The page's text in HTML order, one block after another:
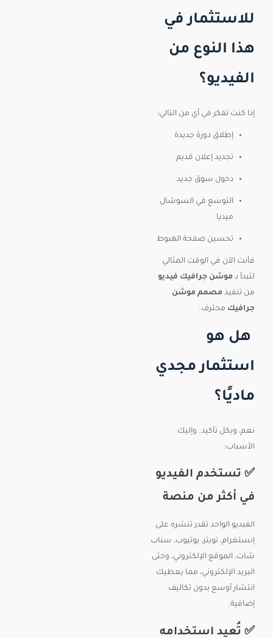
للاستثمار في
هذا النوع من
الفيديو؟
إذا كنت تفكر في أي من التالي:
إطلاق دورة جديدة
تجديد إعلان قديم
دخول سوق جديد
التوسع في السوشال
ميديا
تحسين صفحة الهبوط
فأنت الآن في الوقت المثالي
لتبدأ بـ موشن جرافيك فيديو
من تنفيذ مصمم موشن
جرافيك محترف.
هل هو
استثمار مجدي
ماديًا؟
نعم، وبكل تأكيد. وإليك
الأسباب:
✅ تستخدم الفيديو
في أكثر من منصة
الفيديو الواحد تقدر تنشره على
إنستغرام، تويتر، يوتيوب، سناب
شات، الموقع الإلكتروني، وحتى
البريد الإلكتروني، مما يعطيك
انتشار أوسع بدون تكاليف
إضافية.
✅ تُعيد استخدامه